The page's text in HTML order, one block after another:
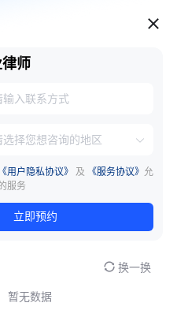
服务推荐
师
《用户隐私协议》 及 《服务协议》 允
服务
立即预约
换一换
暂无数据